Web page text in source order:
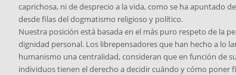
caprichosa, ni de desprecio a la vida, como se ha apuntado
desde filas del dogmatismo religioso y político.
Nuestra posición está basada en el más puro respeto de la
dignidad personal. Los librepensadores que han hecho a lo
humanismo una centralidad, consideran que en función de
individuos tienen el derecho a decidir cuándo y cómo poner